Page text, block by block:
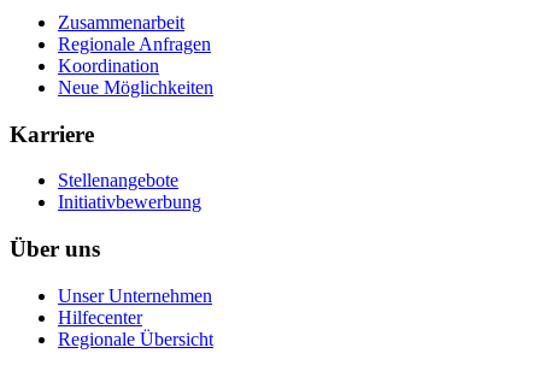
Zusammenarbeit
Regionale Anfragen
Koordination
Neue Möglichkeiten
Karriere
Stellenangebote
Initiativbewerbung
Über uns
Unser Unternehmen
Hilfecenter
Regionale Übersicht